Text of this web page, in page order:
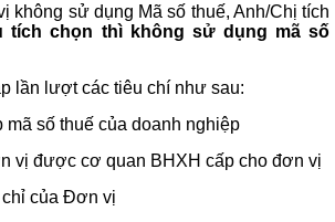
không sử dụng Mã số thuế, Anh/Chị tích
tích chọn thì không sử dụng mã số
lần lượt các tiêu chí như sau:
mã số thuế của doanh nghiệp
vị được cơ quan BHXH cấp cho đơn vị
của Đơn vị